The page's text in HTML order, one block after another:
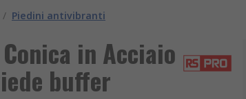
/ Piedini antivibranti
in Acciaio
buffer